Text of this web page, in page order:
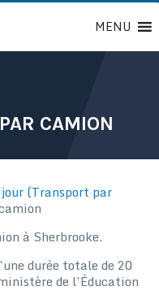
MENU
CAMION
(Transport par
à Sherbrooke.
durée totale de 20
de l’Éducation